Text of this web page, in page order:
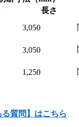
長さ
3,050
3,050
1,250
質問】はこちら